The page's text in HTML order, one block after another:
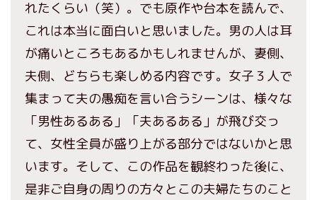
れたくらい（笑）。でも原作や台本を読んで、
これは本当に面白いと思いました。男の人は耳
が痛いところもあるかもしれませんが、妻側、
夫側、どちらも楽しめる内容です。女子３人で
集まって夫の愚痴を言い合うシーンは、様々な
「男性あるある」「夫あるある」が飛び交っ
て、女性全員が盛り上がる部分ではないかと思
います。そして、この作品を観終わった後に、
是非ご自身の周りの方々とこの夫婦たちのこと